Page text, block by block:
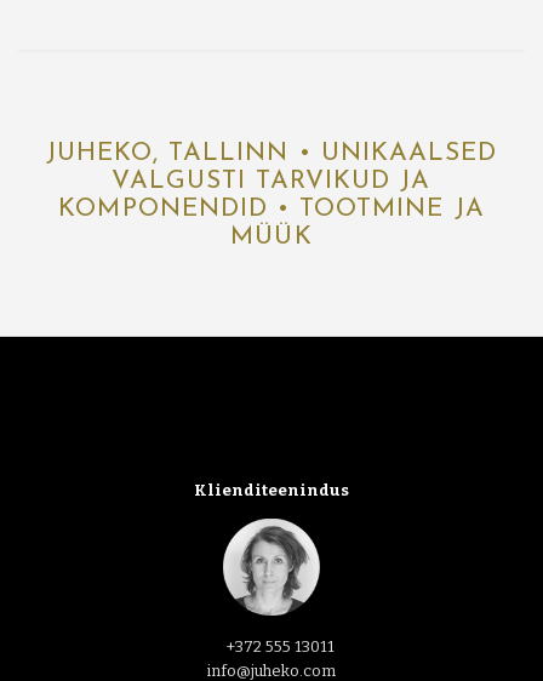
JUHEKO, TALLINN • UNIKAALSED
VALGUSTI TARVIKUD JA
KOMPONENDID • TOOTMINE JA
MÜÜK
Klienditeenindus
+372 555 13011
info@juheko.com